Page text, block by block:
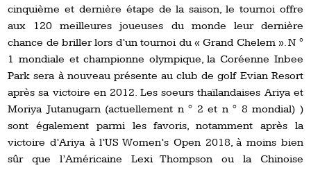
cinquième et dernière étape de la saison, le tournoi offre
aux 120 meilleures joueuses du monde leur dernière
chance de briller lors d’un tournoi du « Grand Chelem ».N °
1 mondiale et championne olympique, la Coréenne Inbee
Park sera à nouveau présente au club de golf Evian Resort
après sa victoire en 2012. Les soeurs thaïlandaises Ariya et
Moriya Jutanugarn (actuellement n ° 2 et n ° 8 mondial) )
sont également parmi les favoris, notamment après la
victoire d’Ariya à l’US Women’s Open 2018, à moins bien
sûr que l’Américaine Lexi Thompson ou la Chinoise